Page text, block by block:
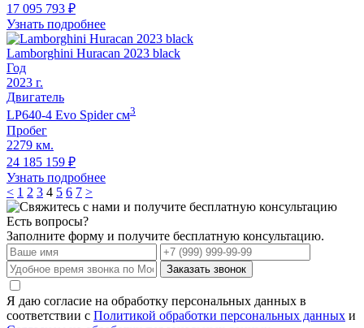
17 095 793 ₽
Узнать подробнее
Lamborghini Huracan 2023 black
Год
2023 г.
Двигатель
LP640-4 Evo Spidercм3
Пробег
2279 км.
24 185 159 ₽
Узнать подробнее
< 1 2 3 4 5 6 7 >
Есть вопросы?
Заполните форму и получите бесплатную консультацию.
Заказать звонок
Я даю согласие на обработку персональных данных в
соответствии с Политикой обработки персональных данных и